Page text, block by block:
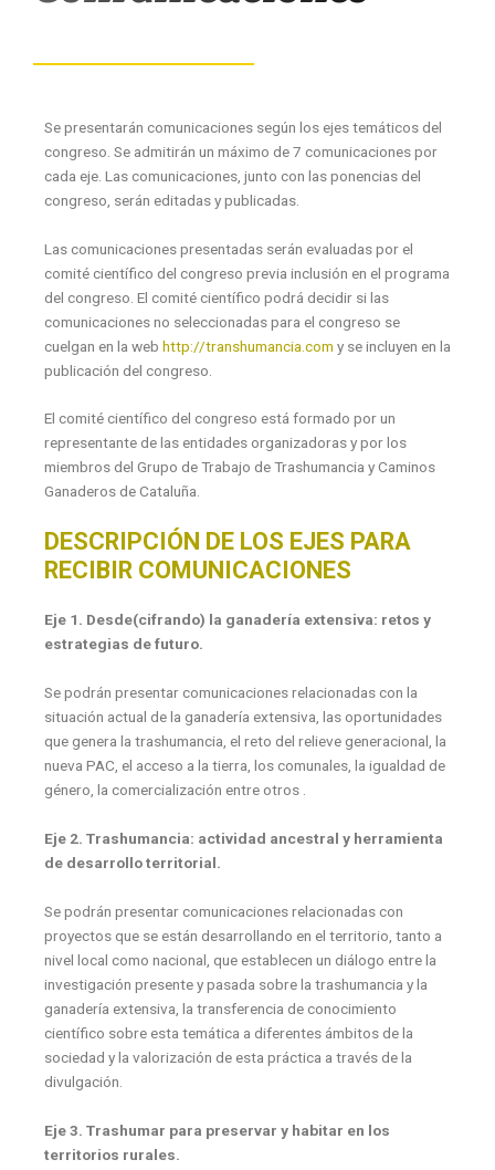
Se presentarán comunicaciones según los ejes temáticos del
congreso. Se admitirán un máximo de 7 comunicaciones por
cada eje. Las comunicaciones, junto con las ponencias del
congreso, serán editadas y publicadas.
Las comunicaciones presentadas serán evaluadas por el
comité científico del congreso previa inclusión en el programa
del congreso. El comité científico podrá decidir si las
comunicaciones no seleccionadas para el congreso se
cuelgan en la web http://transhumancia.com y se incluyen en la
publicación del congreso.
El comité científico del congreso está formado por un
representante de las entidades organizadoras y por los
miembros del Grupo de Trabajo de Trashumancia y Caminos
Ganaderos de Cataluña.
DESCRIPCIÓN DE LOS EJES PARA
RECIBIR COMUNICACIONES
Eje 1. Desde(cifrando) la ganadería extensiva: retos y
estrategias de futuro.
Se podrán presentar comunicaciones relacionadas con la
situación actual de la ganadería extensiva, las oportunidades
que genera la trashumancia, el reto del relieve generacional, la
nueva PAC, el acceso a la tierra, los comunales, la igualdad de
género, la comercialización entre otros .
Eje 2. Trashumancia: actividad ancestral y herramienta
de desarrollo territorial.
Se podrán presentar comunicaciones relacionadas con
proyectos que se están desarrollando en el territorio, tanto a
nivel local como nacional, que establecen un diálogo entre la
investigación presente y pasada sobre la trashumancia y la
ganadería extensiva, la transferencia de conocimiento
científico sobre esta temática a diferentes ámbitos de la
sociedad y la valorización de esta práctica a través de la
divulgación.
Eje 3. Trashumar para preservar y habitar en los
territorios rurales.